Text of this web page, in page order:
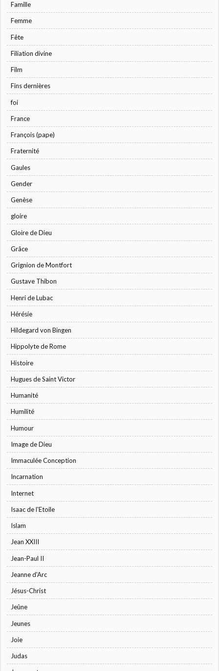
Famille
Femme
Fête
Filiation divine
Film
Fins dernières
foi
France
François (pape)
Fraternité
Gaules
Gender
Genèse
gloire
Gloire de Dieu
Grâce
Grignion de Montfort
Gustave Thibon
Henri de Lubac
Hérésie
Hildegard von Bingen
Hippolyte de Rome
Histoire
Hugues de Saint Victor
Humanité
Humilité
Humour
Image de Dieu
Immaculée Conception
Incarnation
Internet
Isaac de l'Etoile
Islam
Jean XXIII
Jean-Paul II
Jeanne d'Arc
Jésus-Christ
Jeûne
Jeunes
Joie
Judas